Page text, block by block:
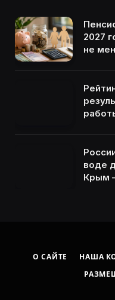
2027
не
воде
Крым
О САЙТЕ НАША